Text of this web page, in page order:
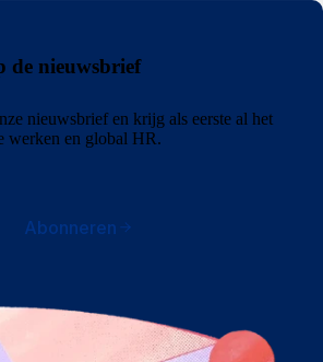
de nieuwsbrief
nieuwsbrief en krijg als eerste al het
werken en global HR.
Abonneren